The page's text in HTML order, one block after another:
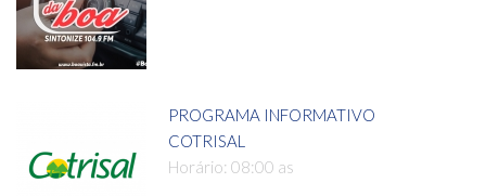
PROGRAMA INFORMATIVO
COTRISAL
Horário: 08:00 as